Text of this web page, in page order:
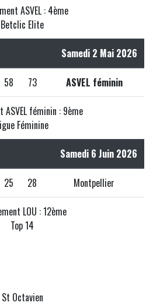
ASVEL : 4ème
Betclic Elite
Samedi 2 Mai 2026
58 73 ASVEL féminin
ASVEL féminin : 9ème
Féminine
Samedi 6 Juin 2026
25 28 Montpellier
LOU : 12ème
Top 14
St Octavien